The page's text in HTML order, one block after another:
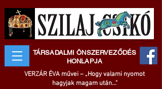
TÁRSADALMI ÖNSZERVEZŐDÉS
HONLAPJA
VERZÁR ÉVA művei – „Hogy valami nyomot
hagyjak magam után..."